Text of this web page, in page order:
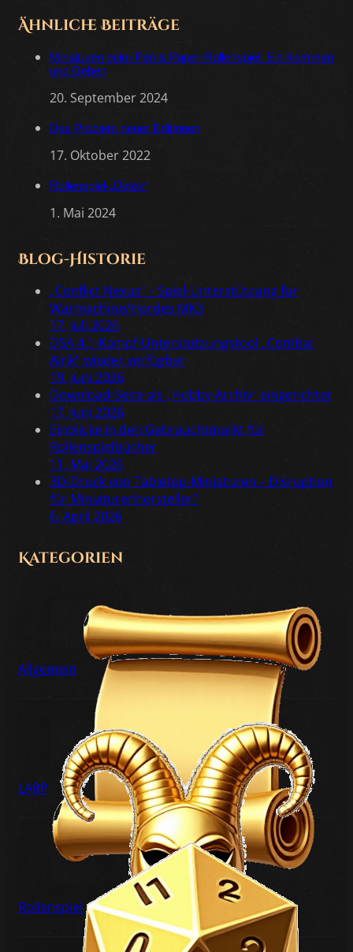
Ähnliche Beiträge
Miniaturen beim Pen & Paper-Rollenspiel: Ein Kommen
und Gehen
20. September 2024
Das Problem neuer Editionen
17. Oktober 2022
Rollenspiel-„Detox“
1. Mai 2024
Blog-Historie
„Conflict Nexus“ – Spiel-Unterstützung für
Warmachine/Hordes MK3
17. Juli 2026
DSA 4.1-Kampf-Unterstützungstool „Combat
Alrik“ wieder verfügbar
19. Juni 2026
Download-Seite als „Hobby-Archiv“ eingerichtet
17. Juni 2026
Einblicke in den Gebrauchtmarkt für
Rollenspielbücher
11. Mai 2026
3D-Druck von Tabletop-Miniaturen – Disruption
für Miniaturenhersteller?
6. April 2026
Kategorien
Allgemein
LARP
Rollenspiel